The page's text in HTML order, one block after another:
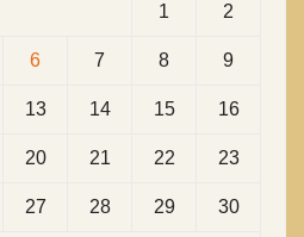
1 2
6 7 8 9
13 14 15 16
20 21 22 23
27 28 29 30